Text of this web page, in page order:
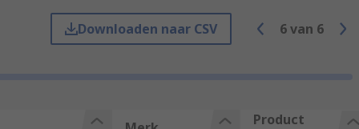
Downloaden naar CSV 6van 6
Product